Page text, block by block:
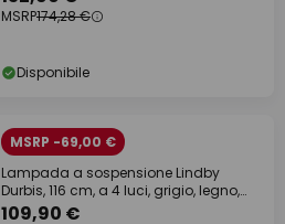
MSRP174,28 €
Disponibile
MSRP -69,00 €
Lampada a sospensione Lindby
Durbis, 116 cm, a 4 luci, grigio, legno,
E27
109,90 €